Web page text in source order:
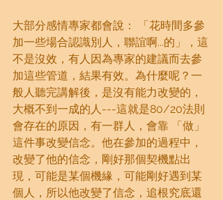
大部分感情專家都會說： 「花時間多參
加一些場合認識別人，聯誼啊...的」，這
不是沒效，有人因為專家的建議而去參
加這些管道，結果有效。為什麼呢？一
般人聽完講解後，是沒有能力改變的，
大概不到一成的人---這就是80/20法則
會存在的原因，有一群人，會靠 「做」
這件事改變信念。他在參加的過程中，
改變了他的信念，剛好那個契機點出
現，可能是某個機緣，可能剛好遇到某
個人，所以他改變了信念，追根究底還